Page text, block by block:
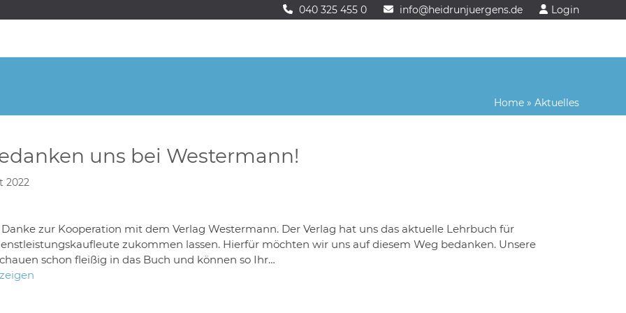
040 325 455 0 info@heidrunjuergens.de Login
Home» Aktuelles
uns bei Westermann!
2022
zur Kooperation mit dem Verlag Westermann. Der Verlag hat uns das aktuelle Lehrbuch für
zukommen lassen. Hierfür möchten wir uns auf diesem Weg bedanken. Unsere
schon fleißig in das Buch und können so Ihr…